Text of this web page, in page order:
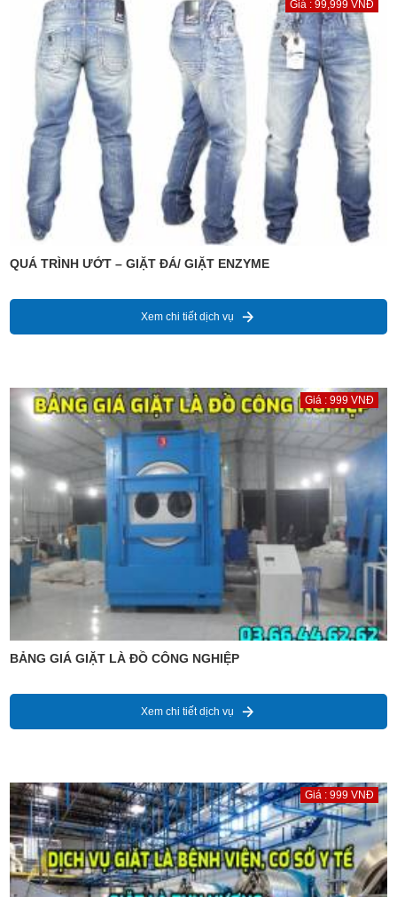
Giá : 99,999 VNĐ
QUÁ TRÌNH ƯỚT – GIẶT ĐÁ/ GIẶT ENZYME
Xem chi tiết dịch vụ
Giá : 999 VNĐ
BẢNG GIÁ GIẶT LÀ ĐỒ CÔNG NGHIỆP
Xem chi tiết dịch vụ
Giá : 999 VNĐ